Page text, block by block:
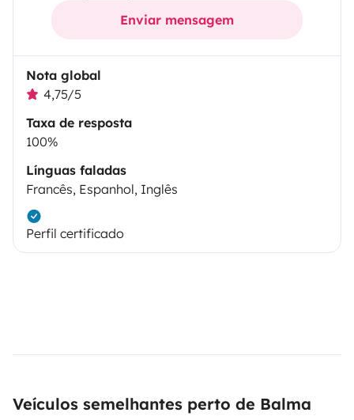
Enviar mensagem
Nota global
4,75/5
Taxa de resposta
100%
Línguas faladas
Francês, Espanhol, Inglês
Perfil certificado
Veículos semelhantes perto de Balma